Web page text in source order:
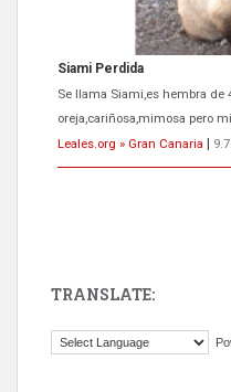
Siami Perdida
Se llama Siami,es hembra de
oreja,cariñosa,mimosa pero
Leales.org » Gran Canaria
El ayuntamiento se va a llevar
TRANSLATE: